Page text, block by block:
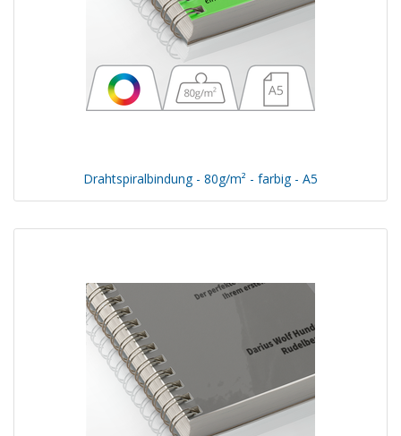
Drahtspiralbindung - 80g/m² - farbig - A5